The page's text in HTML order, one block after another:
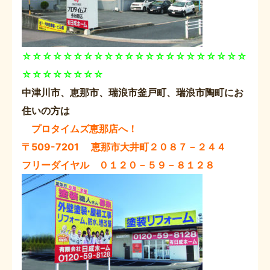
☆☆☆☆☆☆☆☆☆☆☆☆☆☆☆☆☆☆☆☆☆☆
☆☆☆☆☆☆☆☆
中津川市、恵那市、瑞浪市釜戸町、瑞浪市陶町にお
住いの方は
プロタイムズ恵那店へ！
〒509-7201 恵那市大井町２０８７－２４４
フリーダイヤル ０１２０－５９－８１２８